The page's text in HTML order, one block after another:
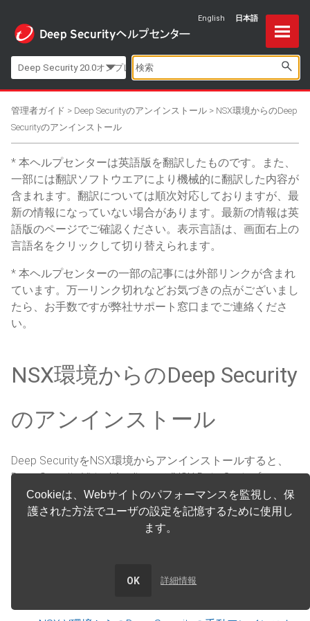
Skip To Main ContentEnglish 日本語
Deep Security 20.0オンプレミス
管理者ガイド > Deep Securityのアンインストール > NSX環境からのDeep
Securityのアンインストール
本ヘルプセンターは英語版を翻訳したものです。また、
一部には翻訳ソフトウエアにより機械的に翻訳した内容が
含まれます。翻訳については順次対応しておりますが、最
新の情報になっていない場合があります。最新の情報は英
語版のページでご確認ください。表示言語は、画面右上の
言語名をクリックして切り替えられます。
本ヘルプセンターの一部の記事には外部リンクが含まれ
ています。万一リンク切れなどお気づきの点がございまし
たら、お手数ですが弊社サポート窓口までご連絡くださ
い。
NSX環境からのDeep Security
のアンインストール
Deep SecurityをNSX環境からアンインストールすると、
Deep Security Virtual ApplianceがNSX Data Center for
vSphere (NSX-V) またはNSX-Tから削除され、関連するす
べての履歴がDeep Security Managerから削除されます。
NSX-T 3.xからのDeep Securityの手動アンインストー
Cookieは、Webサイトのパフォーマンスを監視し、保
護された方法でユーザの設定を記憶するために使用し
ます。
OK 詳細情報